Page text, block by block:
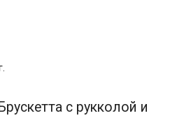
с рукколой и